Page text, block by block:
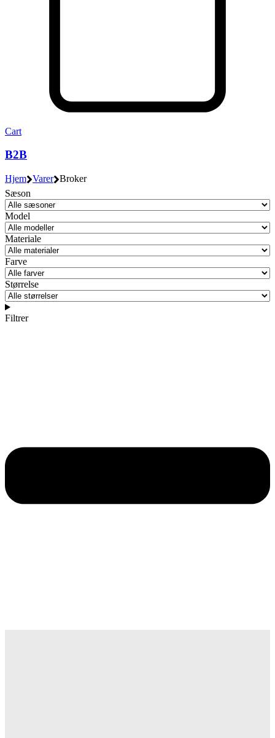
Cart
B2B
Hjem Varer Broker
Sæson
Model
Materiale
Farve
Størrelse
Filtrer